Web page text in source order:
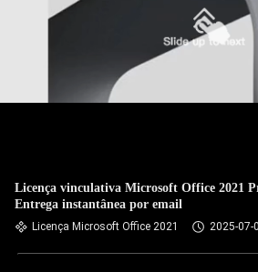
Licença vinculativa Microsoft Office 2021
Entrega instantânea por email
Licença Microsoft Office 2021 2025-07-